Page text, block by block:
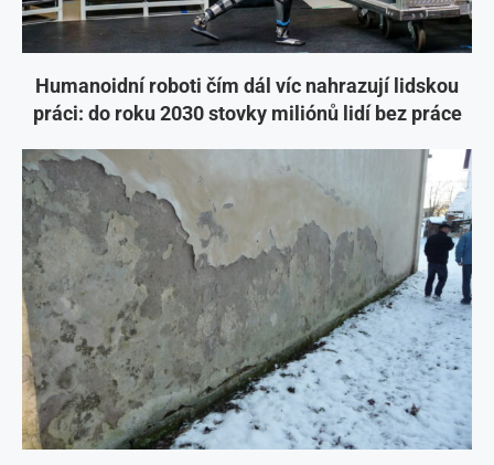
Humanoidní roboti čím dál víc nahrazují lidskou
práci: do roku 2030 stovky miliónů lidí bez práce